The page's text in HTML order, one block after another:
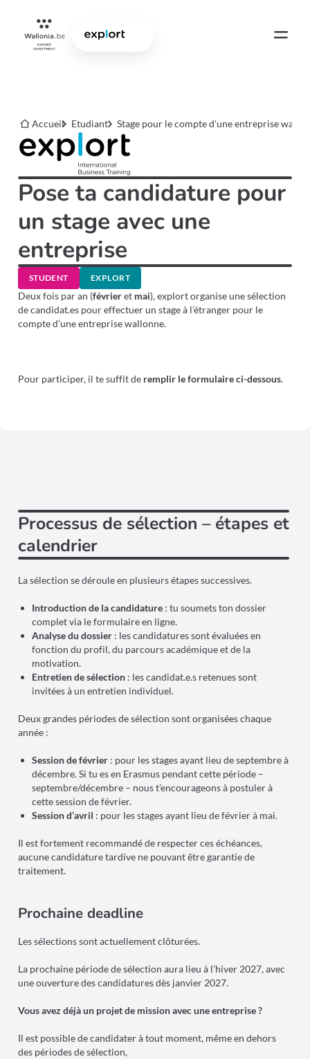
Accueil Etudiant Stage pour le compte d'une entreprise
Pose ta candidature pour
un stage avec une
entreprise
STUDENT EXPLORT
Deux fois par an (févrieret mai), explort organise une sélection
de candidat.es pour effectuer un stage à l’étranger pour le
compte d’une entreprise wallonne.
Pour participer, il te suffit de remplir le formulaire ci-dessous.
Processus de sélection – étapes et
calendrier
La sélection se déroule en plusieurs étapes successives.
Introduction de la candidature: tu soumets ton dossier
complet via le formulaire en ligne.
Analyse du dossier: les candidatures sont évaluées en
fonction du profil, du parcours académique et de la
motivation.
Entretien de sélection: les candidat.e.s retenues sont
invitées à un entretien individuel.
Deux grandes périodes de sélection sont organisées chaque
année :
Session de février: pour les stages ayant lieu de septembre à
décembre. Si tu es en Erasmus pendant cette période –
septembre/décembre – nous t’encourageons à postuler à
cette session de février.
Session d’avril : pour les stages ayant lieu de février à mai.
Il est fortement recommandé de respecter ces échéances,
aucune candidature tardive ne pouvant être garantie de
traitement.
Prochaine deadline
Les sélections sont actuellement clôturées.
La prochaine période de sélection aura lieu à l’hiver 2027, avec
une ouverture des candidatures dès janvier 2027.
Vous avez déjà un projet de mission avec une entreprise ?
Il est possible de candidater à tout moment, même en dehors
des périodes de sélection,